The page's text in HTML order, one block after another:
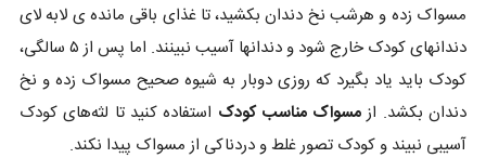
مسواک زده و هرشب نخ دندان بکشید، تا غذای باقی مانده ی لابه لای
دندانهای کودک خارج شود و دندانها آسیب نبینند. اما پس از ۵ سالگی،
کودک باید یاد بگیرد که روزی دوبار به شیوه صحیح مسواک زده و نخ
دندان بکشد. از مسواک مناسب کودک استفاده کنید تا لثه‌های کودک
آسیبی نبیند و کودک تصور غلط و دردناکی از مسواک پیدا نکند.